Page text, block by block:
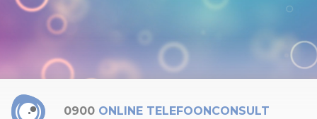
0900 ONLINE TELEFOONCONSULT